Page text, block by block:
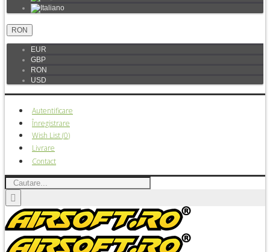
RON
EUR
GBP
RON
USD
Autentificare
Înregistrare
Wish List (0)
Livrare
Contact